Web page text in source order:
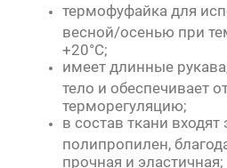
термофуфайка для
весной/осенью при
+20°C;
имеет длинные
тело и обеспечивает
терморегуляцию;
в состав ткани входят
полипропилен,
прочная и эластичная;